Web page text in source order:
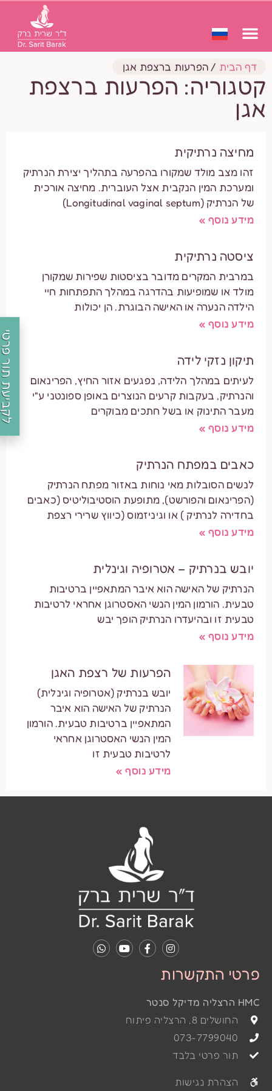
לקביעת תור פרטי
דף הבית /הפרעות ברצפת אגן
קטגוריה: הפרעות ברצפת
אגן
מחיצה נרתיקית
זהו מצב מולד שמקורו בהפרעה בתהליך יצירת הנרתיק
ומערכת המין הנקבית אצל העוברית. מחיצה אורכית
של הנרתיק (Longitudinal vaginal septum)
מידע נוסף »
ציסטה נרתיקית
במרבית המקרים מדובר בציסטות שפירות שמקורן
מולד או שמופיעות בהדרגה במהלך התפתחות חיי
הילדה הנערה או האישה הבוגרת. הן יכולות
מידע נוסף »
תיקון נזקי לידה
לעיתים במהלך הלידה, נפגעים אזור החיץ, הפרינאום
והנרתיק, בעקבות קרעים הנוצרים באופן ספונטני ע"י
מעבר התינוק או בשל חתכים מבוקרים
מידע נוסף »
כאבים במפתח הנרתיק
לנשים הסובלות מאי נוחות באזור מפתח הנרתיק
(הפרינאום והפורשט), מתופעת הוסטיבוליטיס (כאבים
בחדירה לנרתיק ) או וגיניזמוס (כיווץ שרירי רצפת
מידע נוסף »
יובש בנרתיק – אטרופיה וגינלית
הנרתיק של האישה הוא איבר המתאפיין ברטיבות
טבעית. הורמון המין הנשי האסטרוגן אחראי לרטיבות
טבעית זו ובהיעדרו הנרתיק הופך יבש
מידע נוסף »
הפרעות של רצפת האגן
יובש בנרתיק (אטרופיה וגינלית)
הנרתיק של האישה הוא איבר
המתאפיין ברטיבות טבעית. הורמון
המין הנשי האסטרוגן אחראי
לרטיבות טבעית זו
מידע נוסף »
פרטי התקשרות
HMC הרצליה מדיקל סנטר
החושלים 8, הרצליה פיתוח
073-7799040
תור פרטי בלבד
הצהרת נגישות